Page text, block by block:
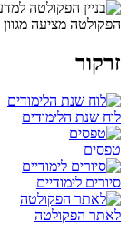
הפקולטה מציעה
זרקור
לוח שנת הלימודים
טפסים
סיורים לימודיים
לאתר הפקולטה